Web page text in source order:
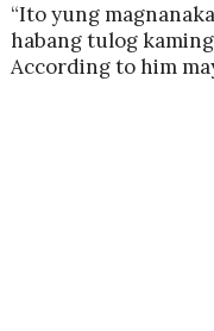
“Ito yung
habang tulog
According to him